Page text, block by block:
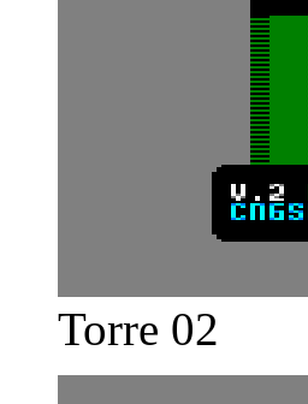
Torre 02